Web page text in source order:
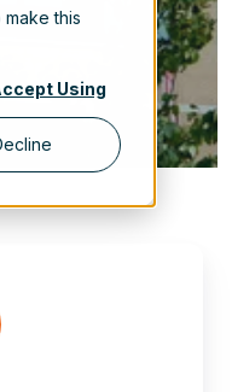
this
Using